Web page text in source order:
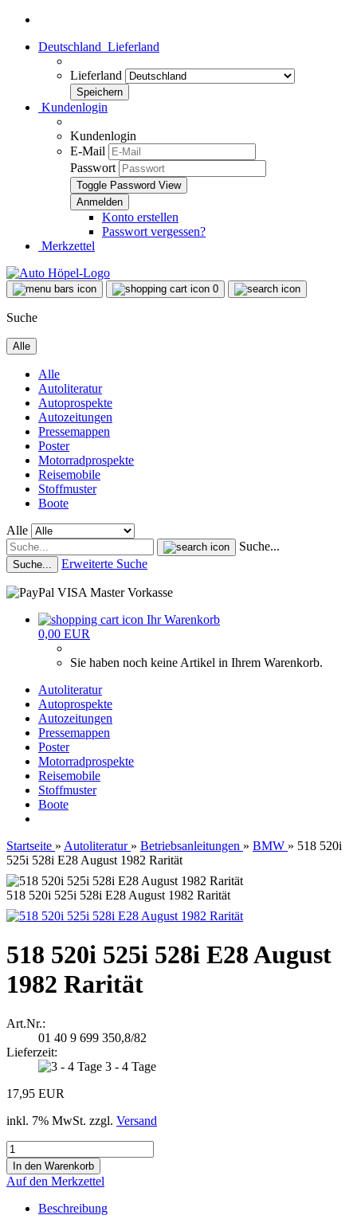
Deutschland Lieferland
Lieferland
Kundenlogin
Kundenlogin
E-Mail
Passwort
Toggle Password View
Konto erstellen
Passwort vergessen?
Merkzettel
0
Suche
Alle
Alle
Autoliteratur
Autoprospekte
Autozeitungen
Pressemappen
Poster
Motorradprospekte
Reisemobile
Stoffmuster
Boote
Alle
Suche...
Suche... Erweiterte Suche
Ihr Warenkorb
0,00 EUR
Sie haben noch keine Artikel in Ihrem Warenkorb.
Autoliteratur
Autoprospekte
Autozeitungen
Pressemappen
Poster
Motorradprospekte
Reisemobile
Stoffmuster
Boote
Startseite » Autoliteratur » Betriebsanleitungen » BMW » 518 520i
525i 528i E28 August 1982 Rarität
518 520i 525i 528i E28 August 1982 Rarität
518 520i 525i 528i E28 August
1982 Rarität
Art.Nr.:
01 40 9 699 350,8/82
Lieferzeit:
3 - 4 Tage
17,95 EUR
inkl. 7% MwSt. zzgl. Versand
Auf den Merkzettel
Beschreibung